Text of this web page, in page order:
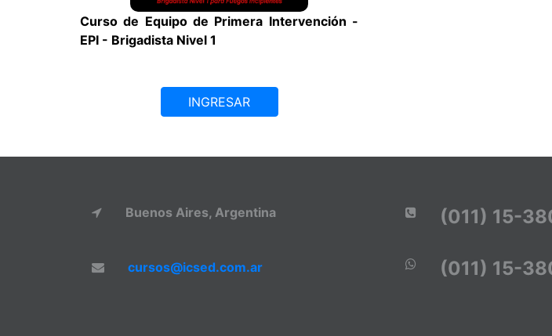
Curso de Equipo de Primera Intervención -
EPI - Brigadista Nivel 1
INGRESAR
Buenos Aires, Argentina
cursos@icsed.com.ar
(011) 15-
(011) 15-